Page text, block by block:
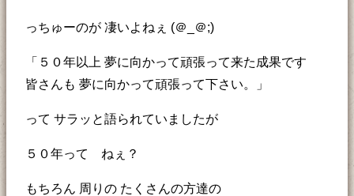
っちゅーのが 凄いよねぇ (＠_＠;)
「５０年以上 夢に向かって頑張って来た成果です
皆さんも 夢に向かって頑張って下さい。」
って サラッと語られていましたが
５０年って ねぇ？
もちろん 周りの たくさんの方達の